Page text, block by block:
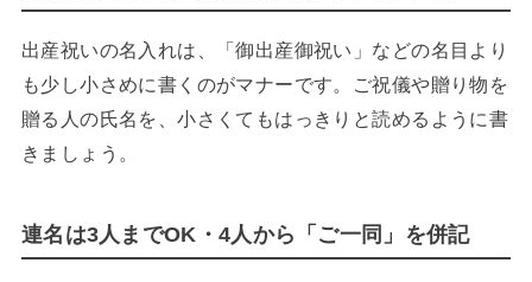
出産祝いの名入れは、「御出産御祝い」などの名目より
も少し小さめに書くのがマナーです。ご祝儀や贈り物を
贈る人の氏名を、小さくてもはっきりと読めるように書
きましょう。
連名は3人までOK・4人から「ご一同」を併記